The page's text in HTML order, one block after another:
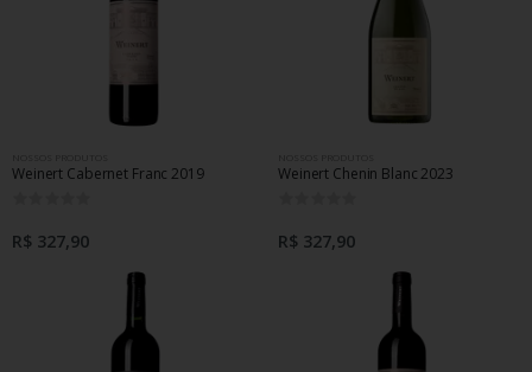
Weinert Cabernet Franc 2019
R$ 327,90
Weinert Chenin Blanc 2023
R$ 327,90